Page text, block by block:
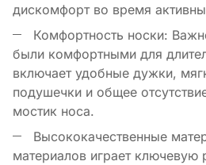
дискомфорт во время
Комфортность носки:
были комфортными для
включает удобные дужки,
подушечки и общее
мостик носа.
Высококачественные
материалов играет ключевую